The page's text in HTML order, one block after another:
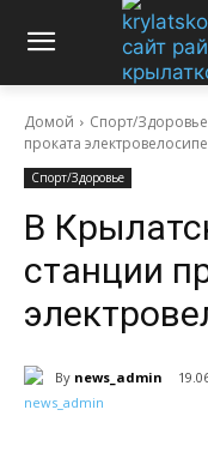
Домой Спорт/Здоровье
проката
Спорт/Здоровье
В
станции
By news_admin